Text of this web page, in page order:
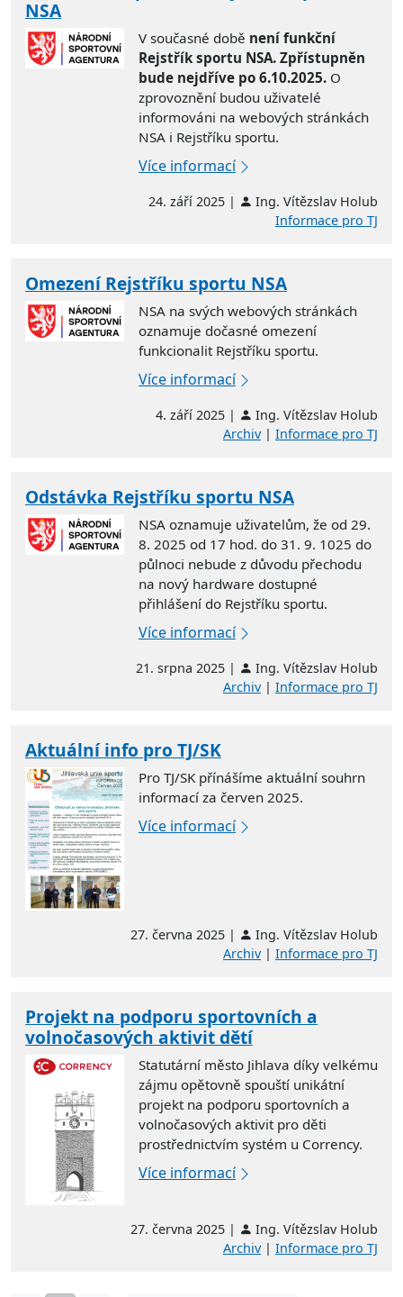
NSA
V současné době není funkční
Rejstřík sportu NSA. Zpřístupněn
bude nejdříve po 6.10.2025. O
zprovoznění budou uživatelé
informováni na webových stránkách
NSA i Rejstříku sportu.
Více informací
24. září 2025 |
Ing. Vítězslav Holub
Informace pro TJ
Omezení Rejstříku sportu NSA
NSA na svých webových stránkách
oznamuje dočasné omezení
funkcionalit Rejstříku sportu.
Více informací
4. září 2025 |
Ing. Vítězslav Holub
Archiv| Informace pro TJ
Odstávka Rejstříku sportu NSA
NSA oznamuje uživatelům, že od 29.
8. 2025 od 17 hod. do 31. 9. 1025 do
půlnoci nebude z důvodu přechodu
na nový hardware dostupné
přihlášení do Rejstříku sportu.
Více informací
21. srpna 2025 |
Ing. Vítězslav Holub
Archiv| Informace pro TJ
Aktuální info pro TJ/SK
Pro TJ/SK přínášíme aktuální souhrn
informací za červen 2025.
Více informací
27. června 2025 |
Ing. Vítězslav Holub
Archiv| Informace pro TJ
Projekt na podporu sportovních a
volnočasových aktivit dětí
Statutární město Jihlava díky velkému
zájmu opětovně spouští unikátní
projekt na podporu sportovních a
volnočasových aktivit pro děti
prostřednictvím systém u Corrency.
Více informací
27. června 2025 |
Ing. Vítězslav Holub
Archiv| Informace pro TJ